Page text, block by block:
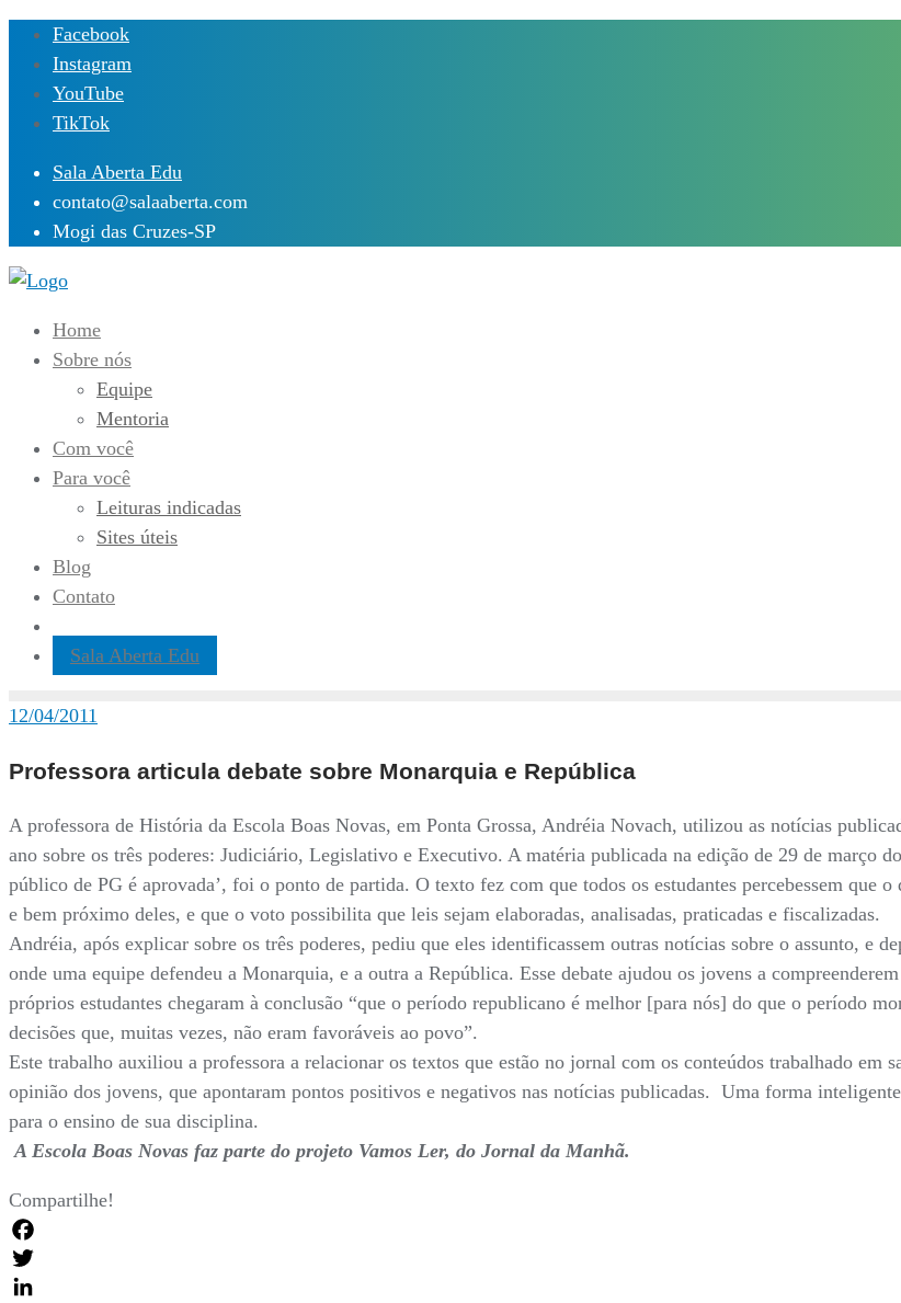
Skip
content
Facebook
Instagram
YouTube
TikTok
Sala Aberta Edu
contato@salaaberta.com
Mogi das Cruzes-SP
Home
Sobre nós
Equipe
Mentoria
Com você
Para você
Leituras indicadas
Sites úteis
Blog
Contato
Sala Aberta Edu
12/04/2011
Professora articula debate sobre Monarquia e República
A professora de História da Escola Boas Novas, em Ponta Grossa, Andréia Novach, utilizou as notícias
ano sobre os três poderes: Judiciário, Legislativo e Executivo. A matéria publicada na edição de 29 de março
público de PG é aprovada’, foi o ponto de partida. O texto fez com que todos os estudantes percebessem que
e bem próximo deles, e que o voto possibilita que leis sejam elaboradas, analisadas, praticadas e fiscalizadas.
Andréia, após explicar sobre os três poderes, pediu que eles identificassem outras notícias sobre o assunto, e
onde uma equipe defendeu a Monarquia, e a outra a República. Esse debate ajudou os jovens a
próprios estudantes chegaram à conclusão “que o período republicano é melhor [para nós] do que o período
decisões que, muitas vezes, não eram favoráveis ao povo”.
Este trabalho auxiliou a professora a relacionar os textos que estão no jornal com os conteúdos trabalhado em
opinião dos jovens, que apontaram pontos positivos e negativos nas notícias publicadas. Uma forma
para o ensino de sua disciplina.
A Escola Boas Novas faz parte do projeto Vamos Ler, do Jornal da Manhã.
Compartilhe!
Facebook
Twitter